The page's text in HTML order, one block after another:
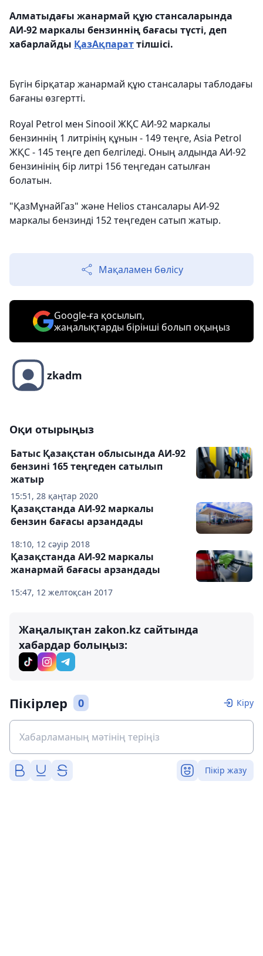
Алматыдағы жанармай құю стансаларында
АИ-92 маркалы бензиннің бағасы түсті, деп
хабарлайды ҚазАқпараттілшісі.
Бүгін бірқатар жанармай құю стансалары таблодағы
бағаны өзгертті.
Royal Petrol мен Sinooil ЖҚС АИ-92 маркалы
бензиннің 1 литрінің құнын - 149 теңге, Asia Petrol
ЖҚС - 145 теңге деп белгіледі. Оның алдында АИ-92
бензинінің бір литрі 156 теңгедан сатылған
болатын.
"ҚазМұнайГаз" және Helios стансалары АИ-92
маркалы бензинді 152 теңгеден сатып жатыр.
Мақаламен бөлісу
Google-ға қосылып,
жаңалықтарды бірінші болып оқыңыз
zkadm
Оқи отырыңыз
15:51, 28 қаңтар 2020
Батыс Қазақстан облысында АИ-92
бензині 165 теңгеден сатылып
жатыр
18:10, 12 сәуір 2018
Қазақстанда АИ-92 маркалы
бензин бағасы арзандады
15:47, 12 желтоқсан 2017
Қазақстанда АИ-92 маркалы
жанармай бағасы арзандады
Жаңалықтан zakon.kz сайтында
хабардар болыңыз:
Пікірлер 0 Кіру
Пікір жазу